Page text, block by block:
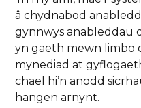
â chydnabod
gynnwys anableddau
yn gaeth mewn limbo
mynediad at
chael hi’n anodd
hangen arnynt.